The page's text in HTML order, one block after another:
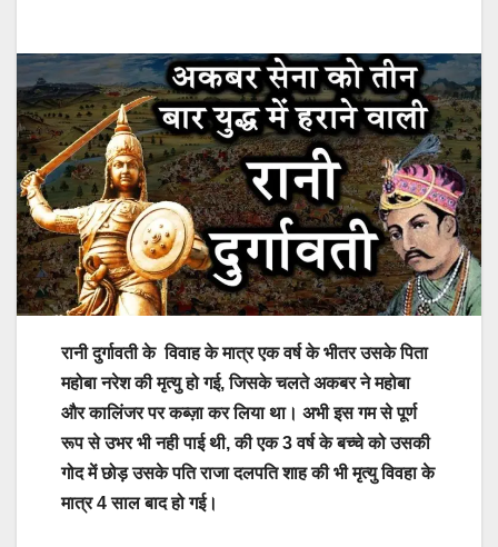
रानी दुर्गावती के विवाह के मात्र एक वर्ष के भीतर उसके पिता
महोबा नरेश की मृत्यु हो गई, जिसके चलते अकबर ने महोबा
और कालिंजर पर कब्ज़ा कर लिया था। अभी इस गम से पूर्ण
रूप से उभर भी नही पाई थी, की एक 3 वर्ष के बच्चे को उसकी
गोद में छोड़ उसके पति राजा दलपति शाह की भी मृत्यु विवहा के
मात्र 4 साल बाद हो गई।